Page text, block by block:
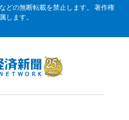
どの無断転載を禁止します。 著作権
します。